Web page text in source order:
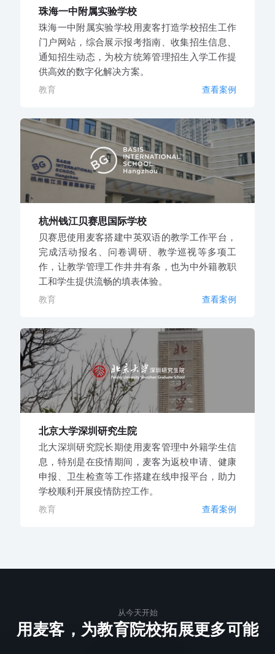
珠海一中附属实验学校
珠海一中附属实验学校用麦客打造学校招生工作
门户网站，综合展示报考指南、收集招生信息、
通知招生动态，为校方统筹管理招生入学工作提
供高效的数字化解决方案。
教育 查看案例
杭州钱江贝赛思国际学校
贝赛思使用麦客搭建中英双语的教学工作平台，
完成活动报名、问卷调研、教学巡视等多项工
作，让教学管理工作井井有条，也为中外籍教职
工和学生提供流畅的填表体验。
教育 查看案例
北京大学深圳研究生院
北大深圳研究院长期使用麦客管理中外籍学生信
息，特别是在疫情期间，麦客为返校申请、健康
申报、卫生检查等工作搭建在线申报平台，助力
学校顺利开展疫情防控工作。
教育 查看案例
从今天开始
用麦客，为教育院校拓展更多可能